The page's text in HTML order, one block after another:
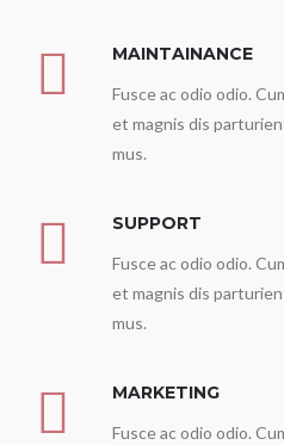
MAINTAINANCE
Fusce ac odio odio.
et magnis dis
mus.
SUPPORT
Fusce ac odio odio.
et magnis dis
mus.
MARKETING
Fusce ac odio odio.